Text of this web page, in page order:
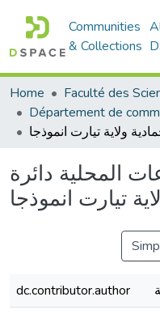
Communities
& Collections
Home
المحلية دائرة
تيارت انموذجا
dc.contributor.author